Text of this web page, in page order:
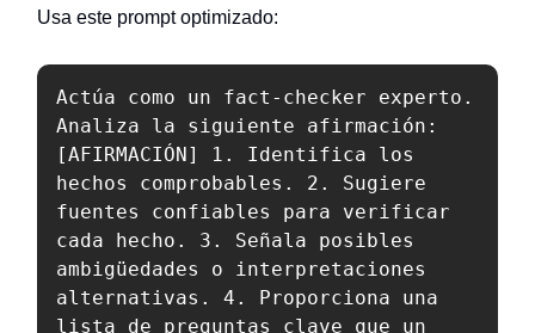
Usa este prompt optimizado:
Actúa como un fact-checker experto.
Analiza la siguiente afirmación:
[AFIRMACIÓN] 1. Identifica los
hechos comprobables. 2. Sugiere
fuentes confiables para verificar
cada hecho. 3. Señala posibles
ambigüedades o interpretaciones
alternativas. 4. Proporciona una
lista de preguntas clave que un